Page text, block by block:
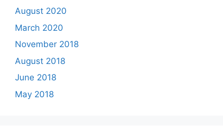
August 2020
March 2020
November 2018
August 2018
June 2018
May 2018